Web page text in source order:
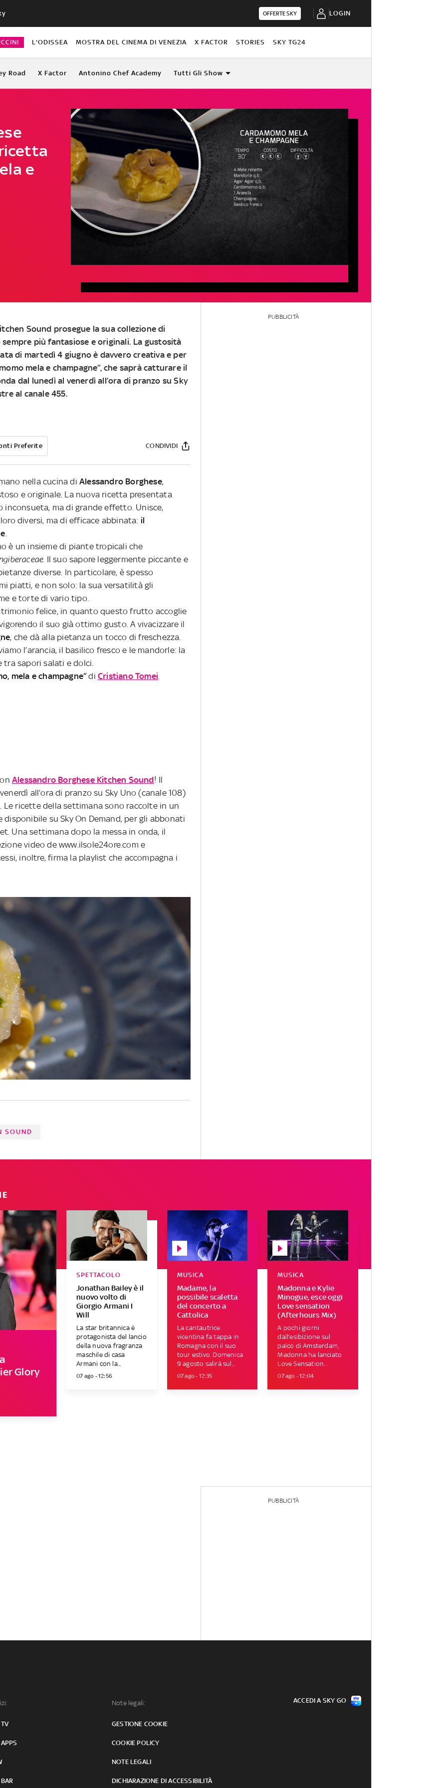
OFFERTE SKY LOGIN
L'ODISSEA MOSTRA DEL CINEMA DI VENEZIA X FACTOR STORIES SKY TG24
Road X Factor Antonino Chef Academy Tutti Gli Show
e
Sound prosegue la sua collezione di
più fantasiose e originali. La gustosità
di martedì 4 giugno è davvero creativa e per
mela e champagne”, che saprà catturare il
dal lunedì al venerdì all’ora di pranzo su Sky
al canale 455.
Preferite CONDIVIDI
nella cucina di Alessandro Borghese,
e originale. La nuova ricetta presentata
ma di grande effetto. Unisce,
diversi, ma di efficace abbinata: il
è un insieme di piante tropicali che
. Il suo sapore leggermente piccante e
diverse. In particolare, è spesso
piatti, e non solo: la sua versatilità gli
e torte di vario tipo.
felice, in quanto questo frutto accoglie
il suo già ottimo gusto. A vivacizzare il
, che dà alla pietanza un tocco di freschezza.
l’arancia, il basilico fresco e le mandorle: la
sapori salati e dolci.
mela e champagne” diCristiano Tomei
Alessandro Borghese Kitchen Sound! Il
all’ora di pranzo su Sky Uno (canale 108)
Le ricette della settimana sono raccolte in un
su Sky On Demand, per gli abbonati
Una settimana dopo la messa in onda, il
video de www.ilsole24ore.com e
inoltre, firma la playlist che accompagna i
SOUND
PUBBLICITÀ
Glory
Jonathan Bailey è il
nuovo volto di
Giorgio Armani I
Will
SPETTACOLO
La star britannica è
protagonista del lancio
della nuova fragranza
maschile di casa
Armani con la...
07 ago - 12:56
Madame, la
possibile scaletta
del concerto a
Cattolica
MUSICA
La cantautrice
vicentina fa tappa in
Romagna con il suo
tour estivo. Domenica
9 agosto salirà sul...
07 ago - 12:35
Madonna e Kylie
Minogue, esce oggi
Love sensation
(Afterhours Mix)
MUSICA
A pochi giorni
dall’esibizione sul
palco di Amsterdam,
Madonna ha lanciato
Love Sensation...
07 ago - 12:04
PUBBLICITÀ
Note legali:
GESTIONE COOKIE
COOKIE POLICY
NOTE LEGALI
DICHIARAZIONE DI ACCESSIBILITÀ
ACCEDI A SKY GO